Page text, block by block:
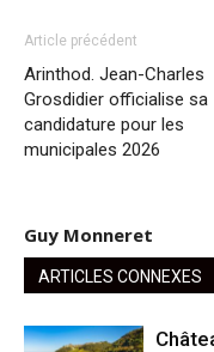
Article précédent
Arinthod. Jean-Charles
Grosdidier officialise sa
candidature pour les
municipales 2026
Guy Monneret
ARTICLES CONNEXES